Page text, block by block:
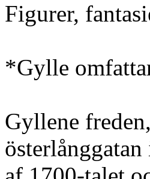
Figurer,
*Gylle
Gyllene